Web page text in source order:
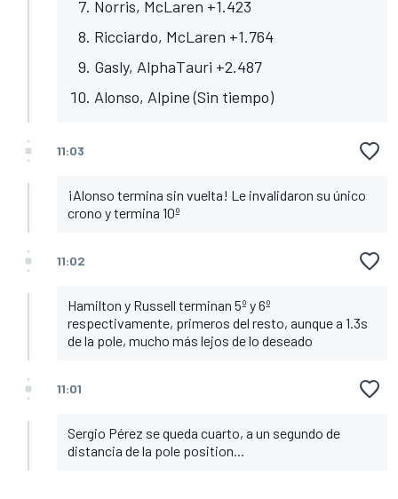
Norris, McLaren +1.423
Ricciardo, McLaren +1.764
Gasly, AlphaTauri +2.487
Alonso, Alpine (Sin tiempo)
11:03
¡Alonso termina sin vuelta! Le invalidaron su único
crono y termina 10º
11:02
Hamilton y Russell terminan 5º y 6º
respectivamente, primeros del resto, aunque a 1.3s
de la pole, mucho más lejos de lo deseado
11:01
Sergio Pérez se queda cuarto, a un segundo de
distancia de la pole position...